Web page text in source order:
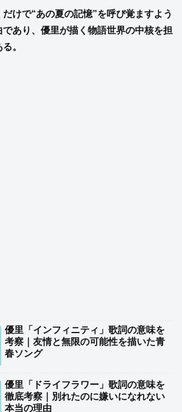
だけで“あの夏の記憶”を呼び覚ますよう
あり、優里が描く物語世界の中核を担
。
優里「インフィニティ」歌詞の意味を
考察｜友情と無限の可能性を描いた青
春ソング
優里「ドライフラワー」歌詞の意味を
徹底考察｜別れたのに嫌いになれない
本当の理由